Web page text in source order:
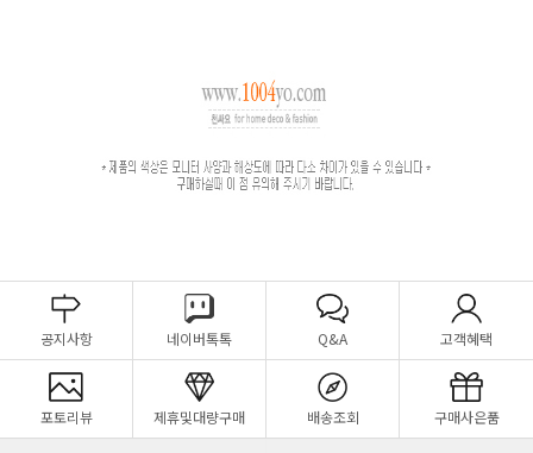
공지사항 네이버톡톡 Q&A 고객혜택
포토리뷰 제휴및대량구매 배송조회 구매사은품